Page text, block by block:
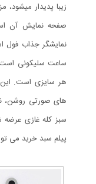
زیبا پدیدار
صفحه نمایش آن
نمایشگر جذاب فول
ساعت سلیکونی
هر سایزی است.
های صورتی روشن،
سبز کله غازی
پیلم سبد خرید می